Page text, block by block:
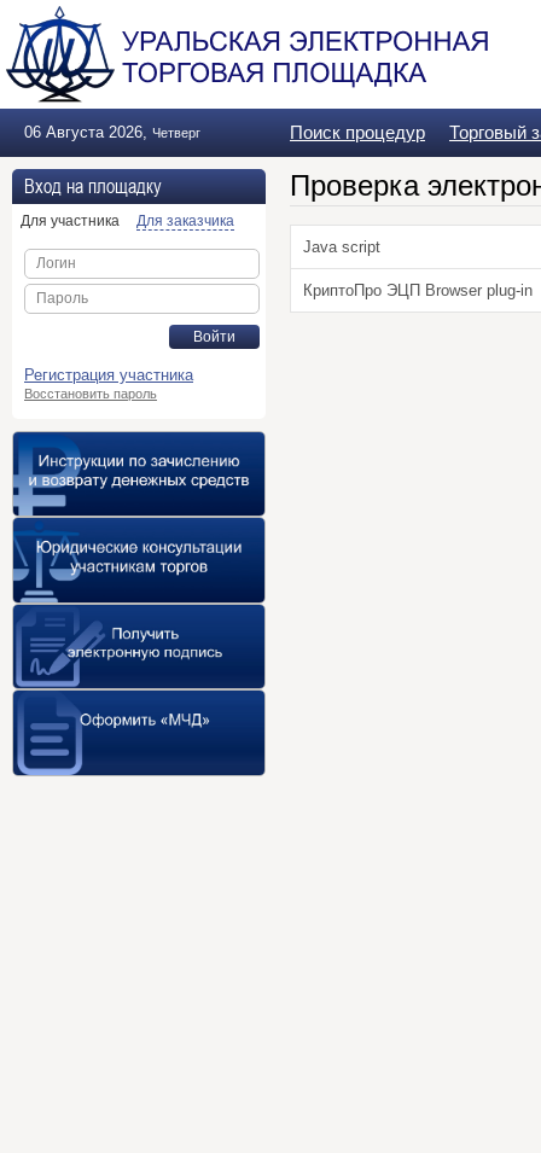
06 Августа 2026, Четверг Поиск процедур Торговый
Вход на площадку
Для участника Для заказчика
Логин
Пароль
Войти
Регистрация участника
Восстановить пароль
Проверка
Java script
КриптоПро ЭЦП Browser plug-in